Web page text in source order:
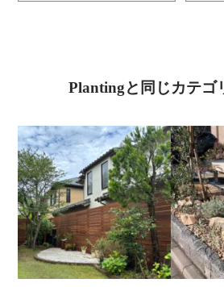
Plantingと同じカテゴ